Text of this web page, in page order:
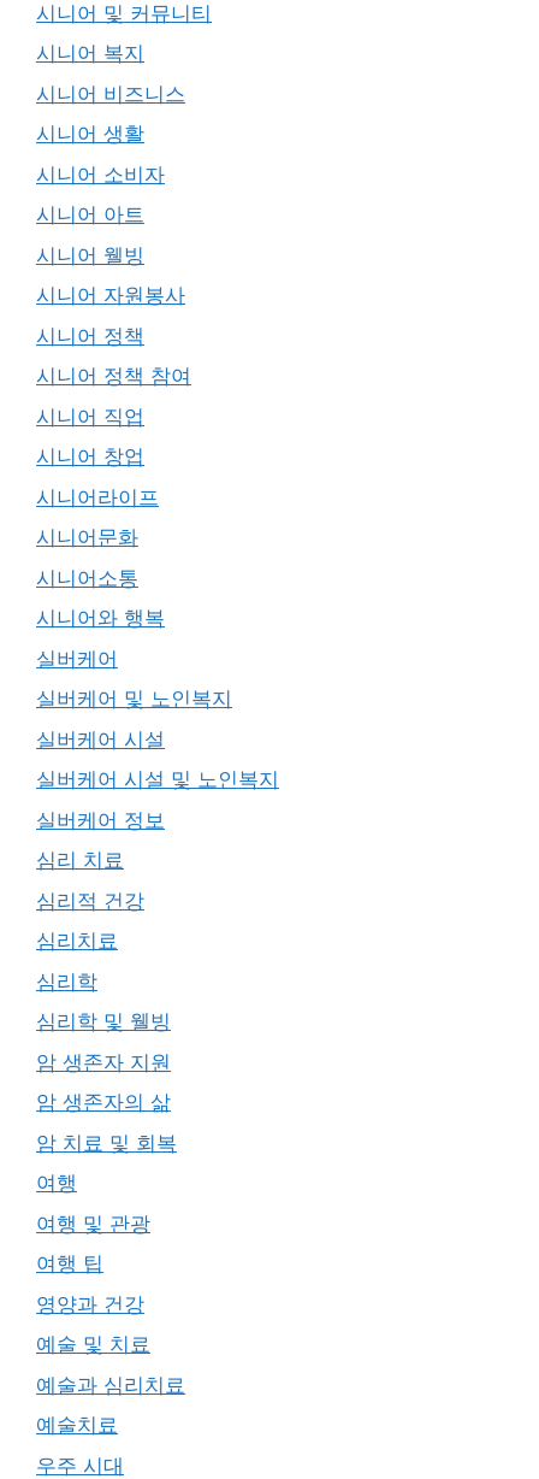
시니어 및 커뮤니티
시니어 복지
시니어 비즈니스
시니어 생활
시니어 소비자
시니어 아트
시니어 웰빙
시니어 자원봉사
시니어 정책
시니어 정책 참여
시니어 직업
시니어 창업
시니어라이프
시니어문화
시니어소통
시니어와 행복
실버케어
실버케어 및 노인복지
실버케어 시설
실버케어 시설 및 노인복지
실버케어 정보
심리 치료
심리적 건강
심리치료
심리학
심리학 및 웰빙
암 생존자 지원
암 생존자의 삶
암 치료 및 회복
여행
여행 및 관광
여행 팁
영양과 건강
예술 및 치료
예술과 심리치료
예술치료
우주 시대